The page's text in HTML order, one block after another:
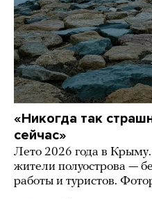
«Никогда так
сейчас»
Лето 2026 года в
жители полуострова —
работы и туристов.